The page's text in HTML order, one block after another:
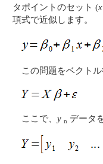
タポイントのセット (
項式で近似します。
この問題をベクト
ここで、yn データ